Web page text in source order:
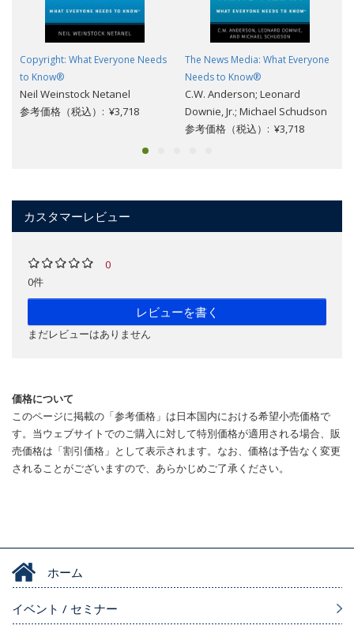
Copyright: What Everyone Needs
to Know®
Neil Weinstock Netanel
参考価格（税込）: ¥3,718
The News Media: What Everyone
Needs to Know®
C.W. Anderson; Leonard
Downie, Jr.; Michael Schudson
参考価格（税込）: ¥3,718
カスタマーレビュー
0
0件
レビューを書く
まだレビューはありません
価格について
このページに掲載の「参考価格」は日本国内における希望小売価格で
す。当ウェブサイトでのご購入に対して特別価格が適用される場合、販
売価格は「割引価格」として表示されます。なお、価格は予告なく変更
されることがございますので、あらかじめご了承ください。
ホーム
イベント / セミナー